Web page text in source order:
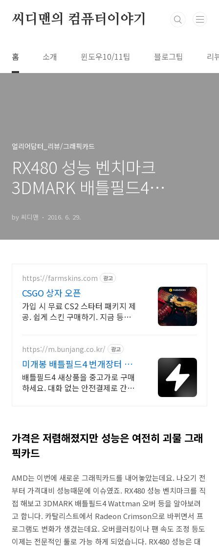
씨디맨의 컴퓨터이야기
홈 소개 윈도우10/11팁 블로그팁 리
얼리어답터_리뷰/그래픽카드
RX480 성능 벤치마크
3DMARK 배틀필드4
by 씨디맨 2016. 6. 29.
https://farmskins.com 광고
CSGO 상자 오픈
가입 시 무료 CS2 스타터 패키지 제
공. 쉽게 스킨 구매하기. 지금 등록하
https://m.bunjang.co.kr/ 광고
미개봉 배틀필드4 번개장터 국
내 최대 브랜드 중고거래
배틀필드4 새상품을 중고가로 구매
하세요. 대화 없는 안전결제로 간편
가격은 저렴해졌지만 성능은 여전히 괴물 그래
픽카드
AMD는 이번에 새로운 그래픽카드를 내어놓았는데요. 나오기 전
부터 가격대비 성능때문에 이슈였죠. RX480 성능 벤치마크를 직
접 해보고 3DMARK 배틀필드4 Wattman 오버 등을 알아보려
고 합니다. 카탈리스트에서 Radeon Crimson으로 바뀌면서 프
로그램도 변화가 생겼는데요. 오버클러킹이나 팬 속도 조정 등도
이제는 전문적인 툴로 가능 하게 되었습니다. RX480 성능은 대